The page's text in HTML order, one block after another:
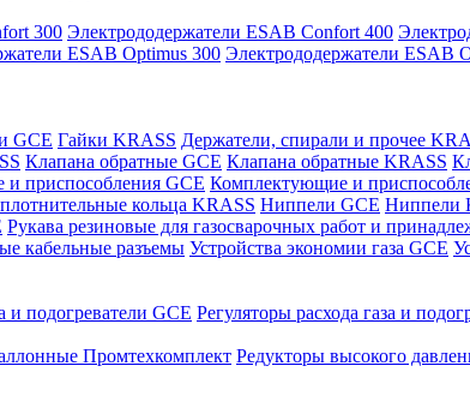
300 Электрододержатели ESAB Confort 400
ESAB Optimus 300 Электрододержатели ESAB
GCE Гайки KRASS Держатели, спирали и прочее
Клапана обратные GCE Клапана обратные KRASS
приспособления GCE Комплектующие и
кольца KRASS Ниппели GCE Ниппели
Рукава резиновые для газосварочных работ и
кабельные разъемы Устройства экономии газа GCE
и подогреватели GCE Регуляторы расхода газа и
Промтехкомплект Редукторы высокого